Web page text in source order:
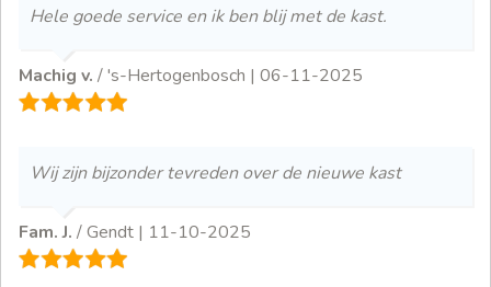
Hele goede service en ik ben blij met de kast.
Machig v. / 's-Hertogenbosch | 06-11-2025
Wij zijn bijzonder tevreden over de nieuwe kast
Fam. J. / Gendt | 11-10-2025